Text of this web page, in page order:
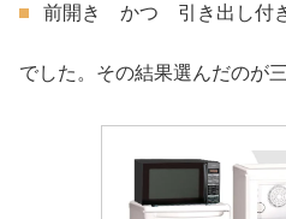
前開き かつ 引き出し付
でした。その結果選んだのが